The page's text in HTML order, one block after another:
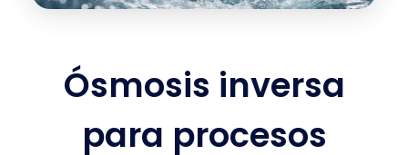
Ósmosis inversa
para procesos